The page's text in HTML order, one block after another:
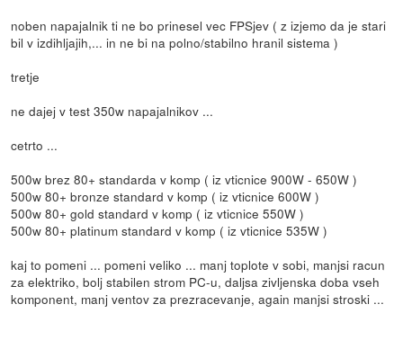
noben napajalnik ti ne bo prinesel vec FPSjev ( z izjemo da je stari
bil v izdihljajih,... in ne bi na polno/stabilno hranil sistema )
tretje
ne dajej v test 350w napajalnikov ...
cetrto ...
500w brez 80+ standarda v komp ( iz vticnice 900W - 650W )
500w 80+ bronze standard v komp ( iz vticnice 600W )
500w 80+ gold standard v komp ( iz vticnice 550W )
500w 80+ platinum standard v komp ( iz vticnice 535W )
kaj to pomeni ... pomeni veliko ... manj toplote v sobi, manjsi racun
za elektriko, bolj stabilen strom PC-u, daljsa zivljenska doba vseh
komponent, manj ventov za prezracevanje, again manjsi stroski ...